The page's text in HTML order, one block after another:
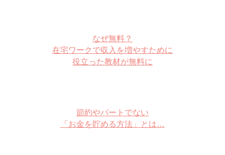
なぜ無料？
在宅ワークで収入を増やすために
役立った教材が無料に
節約やパートでない
「お金を貯める方法」とは…